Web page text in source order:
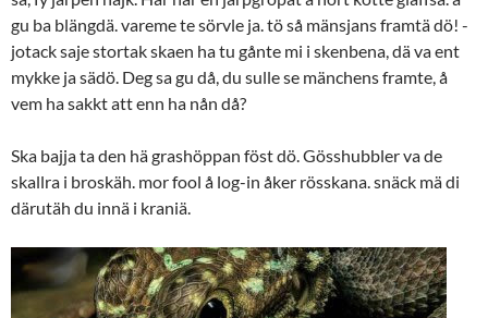
gu ba blängdä. vareme te sörvle ja. tö så mänsjans framtä dö! -
jotack saje stortak skaen ha tu gånte mi i skenbena, dä va ent
mykke ja sädö. Deg sa gu då, du sulle se mänchens framte, å
vem ha sakkt att enn ha nån då?
Ska bajja ta den hä grashöppan föst dö. Gösshubbler va de
skallra i broskäh. mor fool å log-in åker rösskana. snäck mä di
därutäh du innä i kraniä.